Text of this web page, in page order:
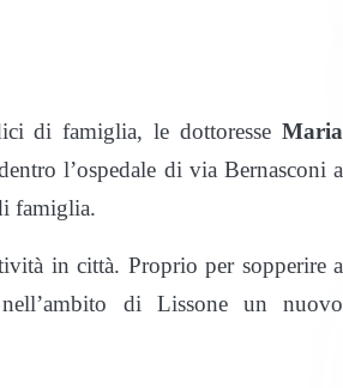
di famiglia, le dottoresseMaria
l’ospedale di via Bernasconi a
famiglia.
in città. Proprio per sopperire a
di Lissone un nuovo